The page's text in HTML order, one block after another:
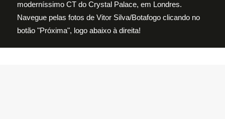
moderníssimo CT do Crystal Palace, em Londres.
Navegue pelas fotos de Vitor Silva/Botafogo clicando no
botão "Próxima", logo abaixo à direita!